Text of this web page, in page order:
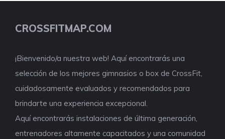
CROSSFITMAP.COM
¡Bienvenido/a nuestra web! Aquí encontrarás una
selección de los mejores gimnasios o box de CrossFit,
cuidadosamente evaluados y recomendados para
brindarte una experiencia excepcional.
Aquí encontrarás instalaciones de última generación,
entrenadores altamente capacitados y una comunidad